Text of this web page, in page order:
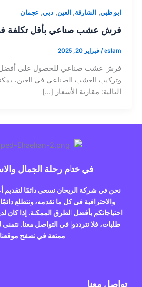
ابو ظبي, الشارقة, العين, دبي, عجمان
فرش عشب صناعي بأقل تكلفة في
eslam
/ فبراير 20, 2025
فرش عشب صناعي للحصول على أفضل
وتركيب العشب الصناعي في العين،
التالية: مقارنة الأسعار […]
في ختام رحلة الجمال
نحن في شركة الريحان نسعى دائمًا لتقديم
والاحترافية في كل ما نقدمه، ونتطلع
احتياجاتكم بأفضل الطرق الممكنة. إذا كان
طلبات، فلا تترددوا في التواصل معنا. نتمنى
ممتعة في تصفح
تواصل معنا